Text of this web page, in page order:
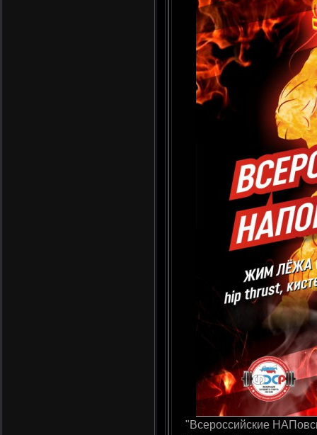
"Всероссийские